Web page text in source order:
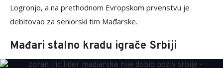
Logronjo, a na prethodnom Evropskom prvenstvu je
debitovao za seniorski tim Mađarske.
Mađari stalno kradu igrače Srbiji